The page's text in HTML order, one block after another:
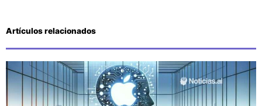
Artículos relacionados